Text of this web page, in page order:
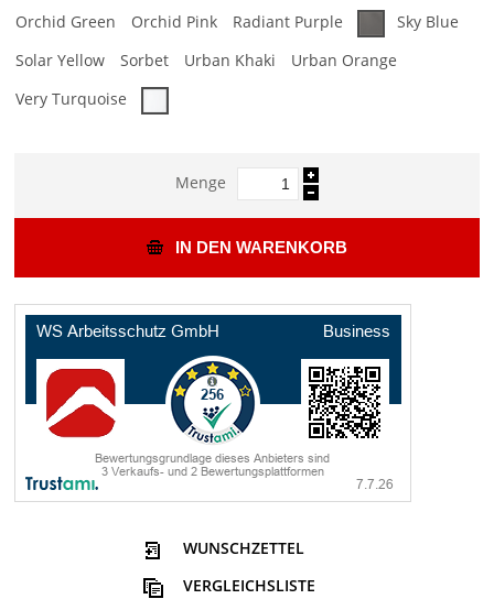
Orchid Green
Orchid Pink Radiant Purple
Sky Blue
Solar Yellow
Sorbet Urban Khaki
Urban Orange
Very Turquoise
Menge
IN DEN WARENKORB
WUNSCHZETTEL
VERGLEICHSLISTE